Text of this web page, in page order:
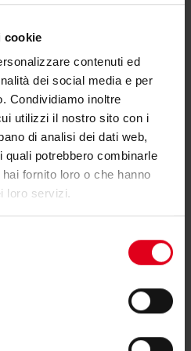
cookie
contenuti ed
dei social media e per
Condividiamo inoltre
utilizzi il nostro sito con i
di analisi dei dati web,
potrebbero combinarle
fornito loro o che hanno
loro servizi.
taratura di fabbrica 100
80 °C.
125 °C.
classe di isolamento I.
60730-1, EN 60730-2-
2014/35/UE (bassa
“PED" 2014/68/UE.
contatto per regolazione
Dimensione
-
per K373I?
di zona.